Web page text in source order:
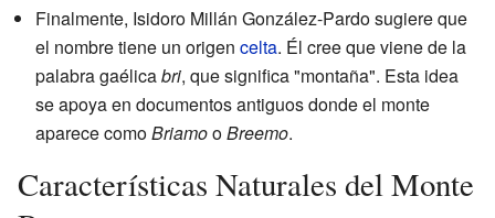
Finalmente, Isidoro Millán González-Pardo sugiere que
el nombre tiene un origen celta. Él cree que viene de la
palabra gaélicabri, que significa "montaña". Esta idea
se apoya en documentos antiguos donde el monte
aparece comoBriamooBreemo.
Características Naturales del Monte